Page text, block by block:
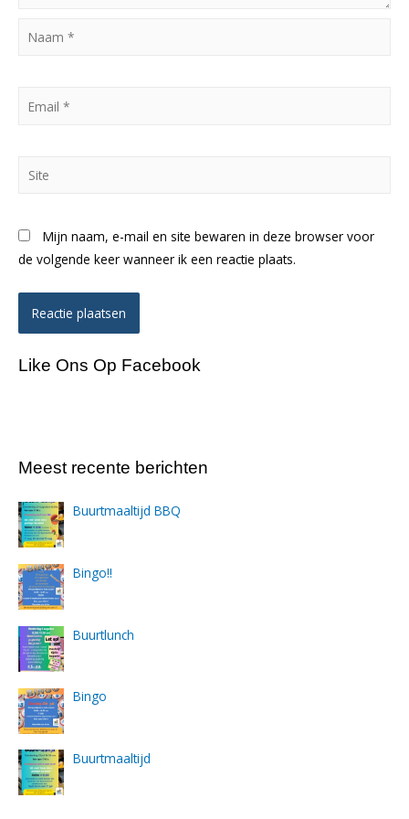
Naam
Mijn naam, e-mail en site bewaren in deze browser voor
de volgende keer wanneer ik een reactie plaats.
Like Ons Op Facebook
Meest recente berichten
Buurtmaaltijd BBQ
Bingo!!
Buurtlunch
Bingo
Buurtmaaltijd